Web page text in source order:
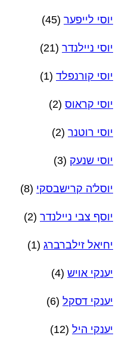
יוסי לייפער (45)
יוסי ניילנדר (21)
יוסי קורנפלד (1)
יוסי קראוס (2)
יוסי רוטנר (2)
יוסי שנעק (3)
יוסל'ה קרישבסקי (8)
יוסף צבי ניילנדר (2)
יחיאל זילברברג (1)
יענקי אויש (4)
יענקי דסקל (6)
יענקי היל (12)